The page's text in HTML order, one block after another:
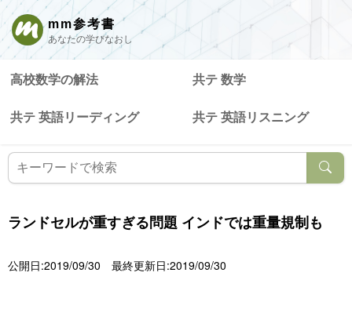
mm参考書
あなたの学びなおし
高校数学の解法 共テ 数学
共テ 英語リーディング 共テ 英語リスニング
ランドセルが重すぎる問題 インドでは重量規制も
公開日:2019/09/30 最終更新日:2019/09/30